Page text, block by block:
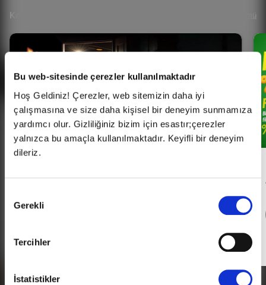
Bu web-sitesinde çerezler kullanılmaktadır
Hoş Geldiniz! Çerezler, web sitemizin daha iyi
çalışmasına ve size daha kişisel bir deneyim sunmamıza
yardımcı olur. Gizliliğiniz bizim için esastır;çerezler
yalnızca bu amaçla kullanılmaktadır. Keyifli bir deneyim
dileriz.
Seçimi
Gerekli
Tercihler
İstatistikler
Kampanyalar Tümü